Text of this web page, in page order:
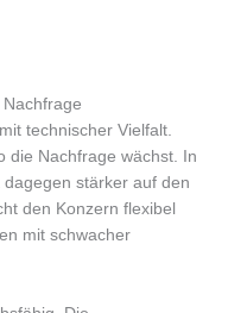
technischer Vielfalt.
die Nachfrage wächst. In
stärker auf den
den Konzern flexibel
mit schwacher